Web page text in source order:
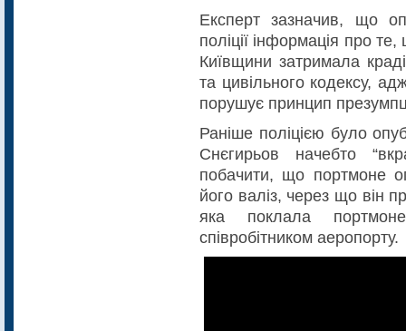
Експерт зазначив, що
поліції інформація про
Київщини затримала
та цивільного кодексу,
порушує принцип
Раніше поліцією було
Снєгирьов начебто
побачити, що портмоне
його валіз, через що він
яка поклала
співробітником аеропорту.